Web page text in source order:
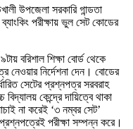
উপজেলা সরকারি গান্ডতা
পরীক্ষায় ভুল সেট কোডের
বরিশাল শিক্ষা বোর্ড থেকে
নেওয়ার নির্দেশনা দেন। বোডের
সেটের প্রশ্নপত্র সরবরাহ
কেন্দ্রে দায়িত্বে থাকা
না করেই ‘৩ নম্বর সেট’
পরীক্ষা সম্পন্ন করে।